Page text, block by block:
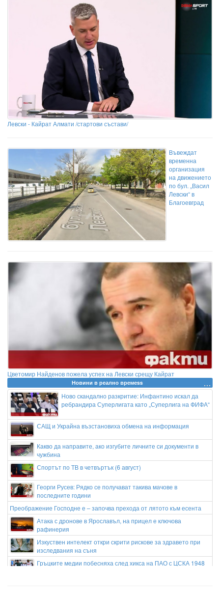
Левски - Кайрат Алмати /стартови състави/
Въвеждат
временна
организация
на движението
по бул. „Васил
Левски“ в
Благоевград
Цветомир Найденов пожела успех на Левски срещу Кайрат
Новини в реално времеss
Ново скандално разкритие: Инфантино искал да
ребрандира Суперлигата като „Суперлига на ФИФА“
САЩ и Украйна възстановиха обмена на информация
Какво да направите, ако изгубите личните си документи в
чужбина
Спортът по ТВ в четвъртък (6 август)
Георги Русев: Рядко се получават такива мачове в
последните години
Преображение Господне е – започва прехода от лятото към есента
Атака с дронове в Ярославъл, на прицел е ключова
рафинерия
Изкуствен интелект откри скрити рискове за здравето при
изследвания на съня
Гръцките медии побесняха след хикса на ПАО с ЦСКА 1948